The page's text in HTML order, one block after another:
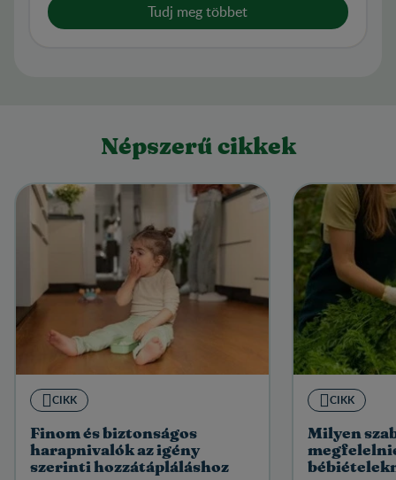
Tudj meg többet
Népszerű cikkek
CIKK
Finom és biztonságos
harapnivalók az igény
szerinti hozzátápláláshoz
CIKK
Milyen